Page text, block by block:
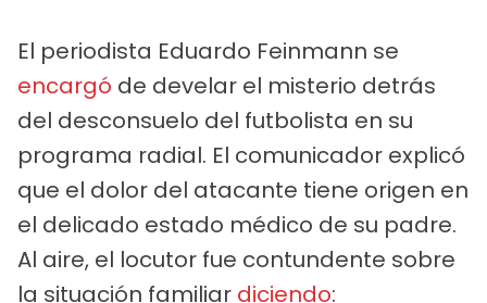
El periodista Eduardo Feinmann se
encargó de develar el misterio detrás
del desconsuelo del futbolista en su
programa radial. El comunicador explicó
que el dolor del atacante tiene origen en
el delicado estado médico de su padre.
Al aire, el locutor fue contundente sobre
la situación familiar diciendo: